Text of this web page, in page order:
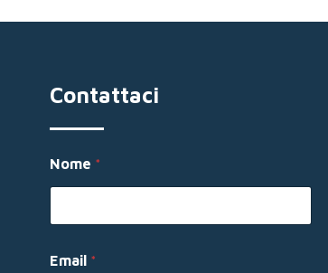
Contattaci
Nome *
e
Email *